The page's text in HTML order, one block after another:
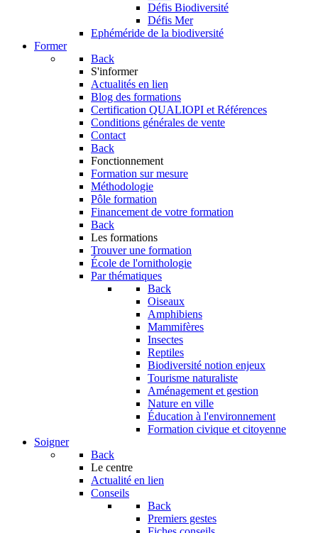
Défis Biodiversité
Défis Mer
Ephéméride de la biodiversité
Former
Back
S'informer
Actualités en lien
Blog des formations
Certification QUALIOPI et Références
Conditions générales de vente
Contact
Back
Fonctionnement
Formation sur mesure
Méthodologie
Pôle formation
Financement de votre formation
Back
Les formations
Trouver une formation
École de l'ornithologie
Par thématiques
Back
Oiseaux
Amphibiens
Mammifères
Insectes
Reptiles
Biodiversité notion enjeux
Tourisme naturaliste
Aménagement et gestion
Nature en ville
Éducation à l'environnement
Formation civique et citoyenne
Soigner
Back
Le centre
Actualité en lien
Conseils
Back
Premiers gestes